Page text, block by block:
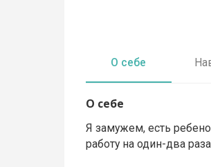
О себе
О себе
Я замужем, есть
работу на один-два